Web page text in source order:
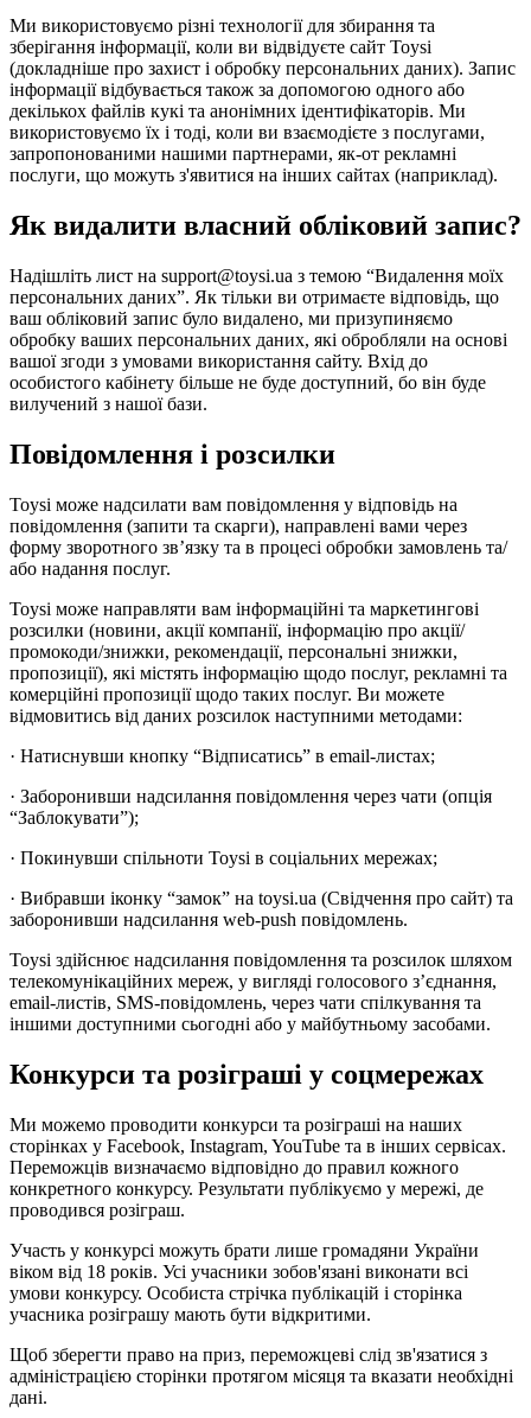
Ми використовуємо різні технології для збирання та
зберігання інформації, коли ви відвідуєте сайт Toysi
(докладніше про захист і обробку персональних даних). Запис
інформації відбувається також за допомогою одного або
декількох файлів кукі та анонімних ідентифікаторів. Ми
використовуємо їх і тоді, коли ви взаємодієте з послугами,
запропонованими нашими партнерами, як-от рекламні
послуги, що можуть з'явитися на інших сайтах (наприклад).
Як видалити власний обліковий запис?
Надішліть лист на support@toysi.ua з темою “Видалення моїх
персональних даних”. Як тільки ви отримаєте відповідь, що
ваш обліковий запис було видалено, ми призупиняємо
обробку ваших персональних даних, які обробляли на основі
вашої згоди з умовами використання сайту. Вхід до
особистого кабінету більше не буде доступний, бо він буде
вилучений з нашої бази.
Повідомлення і розсилки
Toysi може надсилати вам повідомлення у відповідь на
повідомлення (запити та скарги), направлені вами через
форму зворотного зв’язку та в процесі обробки замовлень та/
або надання послуг.
Toysi може направляти вам інформаційні та маркетингові
розсилки (новини, акції компанії, інформацію про акції/
промокоди/знижки, рекомендації, персональні знижки,
пропозиції), які містять інформацію щодо послуг, рекламні та
комерційні пропозиції щодо таких послуг. Ви можете
відмовитись від даних розсилок наступними методами:
· Натиснувши кнопку “Відписатись” в email-листах;
· Заборонивши надсилання повідомлення через чати (опція
“Заблокувати”);
· Покинувши спільноти Toysi в соціальних мережах;
· Вибравши іконку “замок” на toysi.ua (Свідчення про сайт) та
заборонивши надсилання web-push повідомлень.
Toysi здійснює надсилання повідомлення та розсилок шляхом
телекомунікаційних мереж, у вигляді голосового з’єднання,
email-листів, SMS-повідомлень, через чати спілкування та
іншими доступними сьогодні або у майбутньому засобами.
Конкурси та розіграші у соцмережах
Ми можемо проводити конкурси та розіграші на наших
сторінках у Facebook, Instagram, YouTube та в інших сервісах.
Переможців визначаємо відповідно до правил кожного
конкретного конкурсу. Результати публікуємо у мережі, де
проводився розіграш.
Участь у конкурсі можуть брати лише громадяни України
віком від 18 років. Усі учасники зобов'язані виконати всі
умови конкурсу. Особиста стрічка публікацій і сторінка
учасника розіграшу мають бути відкритими.
Щоб зберегти право на приз, переможцеві слід зв'язатися з
адміністрацією сторінки протягом місяця та вказати необхідні
дані.